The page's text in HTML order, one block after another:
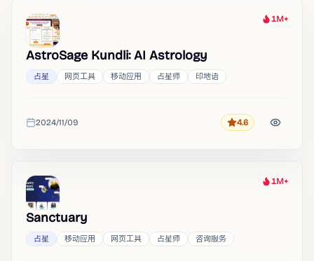
热度
1M+
AstroSage Kundli: AI Astrology
占星 网页工具 移动应用 占星师 印地语
收录时间
2024/11/09 评分4.6
热度
1M+
Sanctuary
占星 移动应用 网页工具 占星师 咨询服务